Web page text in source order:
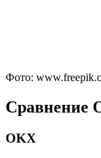
Фото:
Сравнение
OKX